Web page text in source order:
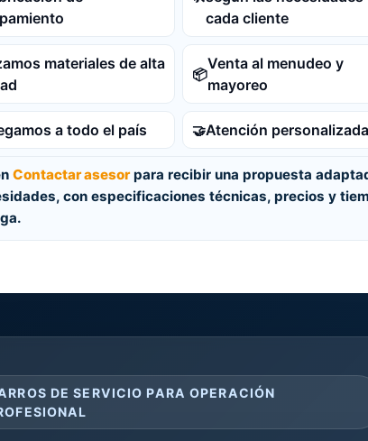
cada cliente
materiales de alta
📦
Venta al menudeo y
mayoreo
a todo el país 🤝Atención personalizada
Contactar asesorpara recibir una propuesta
con especificaciones técnicas, precios y
DE SERVICIO PARA OPERACIÓN